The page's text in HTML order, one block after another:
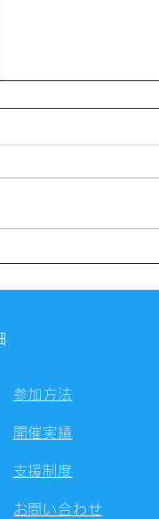
参加方法
開催実績
支援制度
お問い合わせ